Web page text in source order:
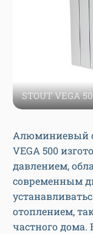
STOUT VEGA
Алюминиевый
VEGA 500
давлением,
современным
отоплением,
частного дома.